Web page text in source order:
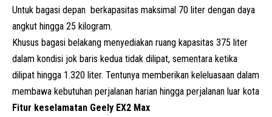
Untuk bagasi depan berkapasitas maksimal 70 liter dengan daya
angkut hingga 25 kilogram.
Khusus bagasi belakang menyediakan ruang kapasitas 375 liter
dalam kondisi jok baris kedua tidak dilipat, sementara ketika
dilipat hingga 1.320 liter. Tentunya memberikan keleluasaan dalam
membawa kebutuhan perjalanan harian hingga perjalanan luar kota
Fitur keselamatan Geely EX2 Max